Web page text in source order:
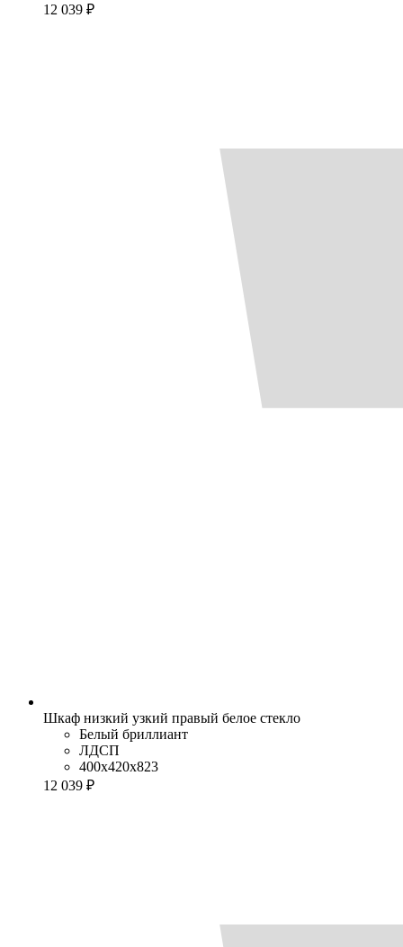
12 039 ₽
Шкаф низкий узкий правый белое стекло
Белый бриллиант
ЛДСП
400x420x823
12 039 ₽